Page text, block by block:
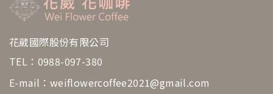
花葳國際股份有限公司
TEL： 0988-097-380
E-mail： weiflowercoffee2021@gmail.com